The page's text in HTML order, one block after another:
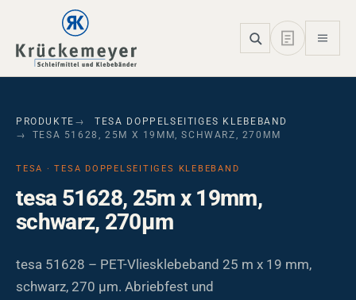
Skip to main navigation
Skip to main content
Skip to page footer
PRODUKTE
TESA DOPPELSEITIGES KLEBEBAND
TESA 51628, 25M X 19MM, SCHWARZ, 270ΜM
TESA · TESA DOPPELSEITIGES KLEBEBAND
tesa 51628, 25m x 19mm,
schwarz, 270µm
tesa 51628 – PET-Vliesklebeband 25 m x 19 mm,
schwarz, 270 µm. Abriebfest und